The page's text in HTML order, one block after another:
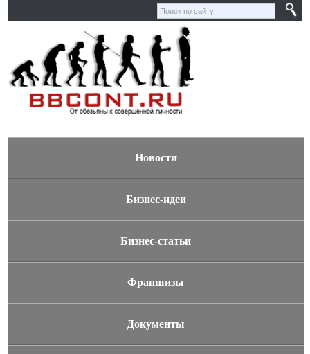
Новости
Бизнес-идеи
Бизнес-статьи
Франшизы
Документы